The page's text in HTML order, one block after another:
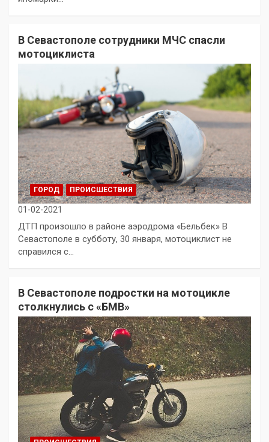
В Севастополе сотрудники МЧС спасли
мотоциклиста
ГОРОД ПРОИСШЕСТВИЯ
01-02-2021
ДТП произошло в районе аэродрома «Бельбек» В
Севастополе в субботу, 30 января, мотоциклист не
справился с…
В Севастополе подростки на мотоцикле
столкнулись с «БМВ»